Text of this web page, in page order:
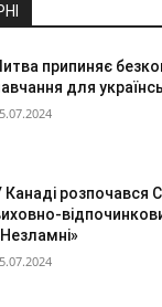
припиняє
для
Канаді розпочався